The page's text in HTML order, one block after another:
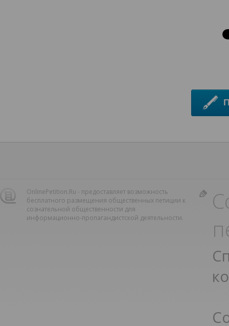
OnlinePetition.Ru - предоставляет возможность
бесплатного размещения общественных петиции к
сознательной общественности для
информационно-пропагандистской деятельности.